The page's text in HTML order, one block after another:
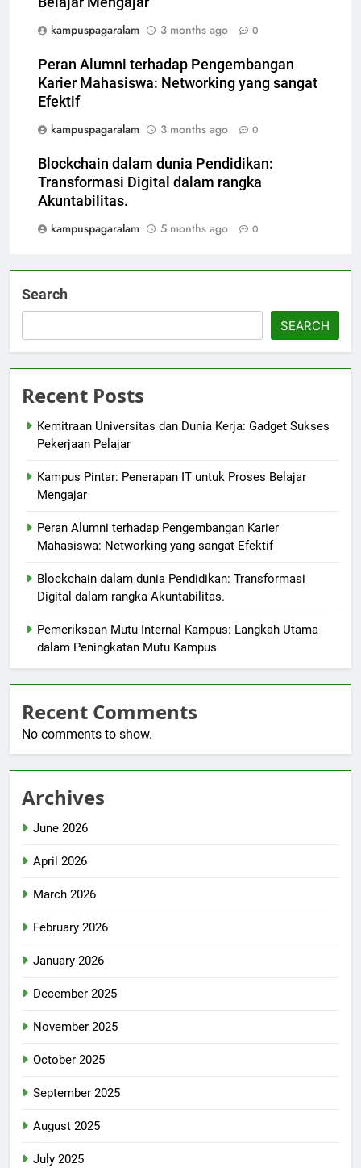
kampuspagaralam
3 months ago 0
Peran Alumni terhadap Pengembangan
Karier Mahasiswa: Networking yang sangat
Efektif
kampuspagaralam
3 months ago 0
Blockchain dalam dunia Pendidikan:
Transformasi Digital dalam rangka
Akuntabilitas.
kampuspagaralam
5 months ago 0
Search
SEARCH
Recent Posts
Kemitraan Universitas dan Dunia Kerja: Gadget Sukses
Pekerjaan Pelajar
Kampus Pintar: Penerapan IT untuk Proses Belajar
Mengajar
Peran Alumni terhadap Pengembangan Karier
Mahasiswa: Networking yang sangat Efektif
Blockchain dalam dunia Pendidikan: Transformasi
Digital dalam rangka Akuntabilitas.
Pemeriksaan Mutu Internal Kampus: Langkah Utama
dalam Peningkatan Mutu Kampus
Recent Comments
No comments to show.
Archives
June 2026
April 2026
March 2026
February 2026
January 2026
December 2025
November 2025
October 2025
September 2025
August 2025
July 2025